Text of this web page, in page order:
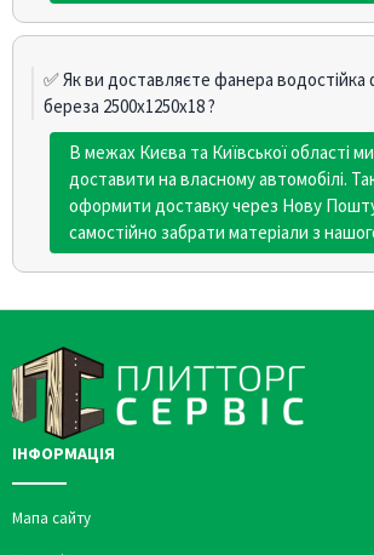
✅ Як ви доставляєте фанера
береза 2500х1250х18 ?
В межах Києва та Київської області
доставити на власному автомобілі.
оформити доставку через Нову
самостійно забрати матеріали з
ІНФОРМАЦІЯ
Мапа сайту